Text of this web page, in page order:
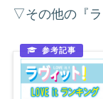
▽その他の『